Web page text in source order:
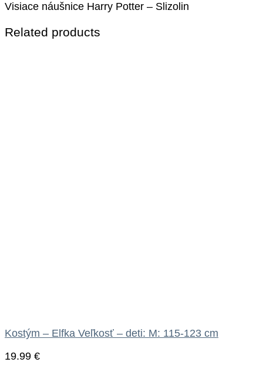
Visiace náušnice Harry Potter – Slizolin
Related products
Kostým – Elfka Veľkosť – deti: M: 115-123 cm
19.99 €